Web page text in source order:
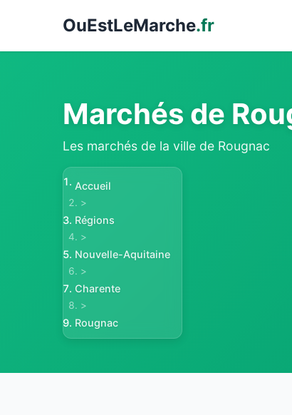
OuEstLeMarche.fr
Marchés de
Les marchés de la ville de Rougnac
Accueil
>
Régions
>
Nouvelle-Aquitaine
>
Charente
>
Rougnac